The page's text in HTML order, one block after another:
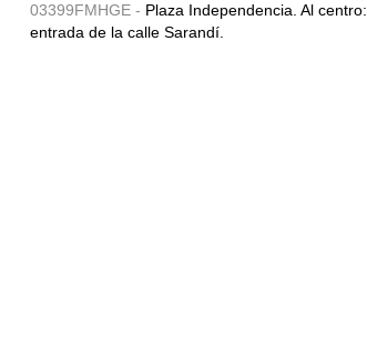
03399FMHGE - Plaza Independencia. Al centro:
entrada de la calle Sarandí.